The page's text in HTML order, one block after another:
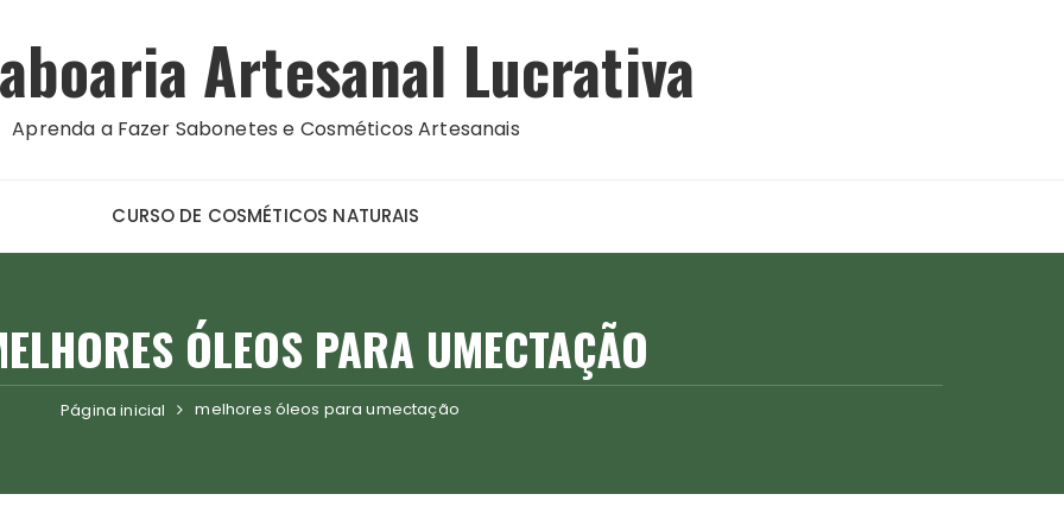
Artesanal Lucrativa
Aprenda a Fazer Sabonetes e Cosméticos Artesanais
CURSO DE COSMÉTICOS NATURAIS
ÓLEOS PARA UMECTAÇÃO
Página inicial melhores óleos para umectação